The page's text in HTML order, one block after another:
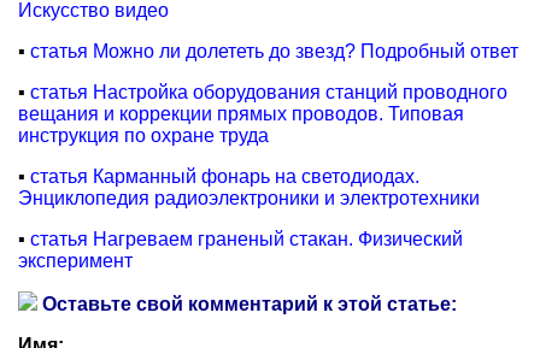
Искусство видео
▪ статья Можно ли долететь до звезд? Подробный ответ
▪ статья Настройка оборудования станций проводного
вещания и коррекции прямых проводов. Типовая
инструкция по охране труда
▪ статья Карманный фонарь на светодиодах.
Энциклопедия радиоэлектроники и электротехники
▪ статья Нагреваем граненый стакан. Физический
эксперимент
Оставьте свой комментарий к этой статье: